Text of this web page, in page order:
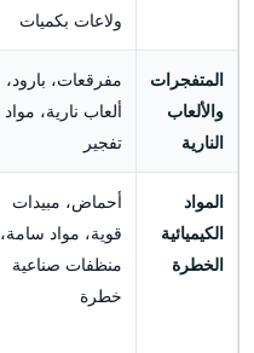
ولاعات بكميات
المتفجرات
والألعاب
النارية
مفرقعات، بارود،
ألعاب نارية، مواد
تفجير
المواد
الكيميائية
الخطرة
أحماض، مبيدات
قوية، مواد سامة،
منظفات صناعية
خطرة